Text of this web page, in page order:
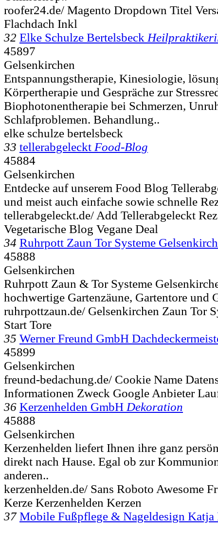
roofer24.de/ Magento Dropdown Titel
Flachdach Inkl
32 Elke Schulze Bertelsbeck
45897
Gelsenkirchen
Entspannungstherapie, Kinesiologie,
Körpertherapie und Gespräche zur
Biophotonentherapie bei Schmerzen,
Schlafproblemen. Behandlung..
elke schulze bertelsbeck
33 tellerabgeleckt Food-Blog
45884
Gelsenkirchen
Entdecke auf unserem Food Blog
und meist auch einfache sowie schnelle
tellerabgeleckt.de/ Add Tellerabgeleckt
Vegetarische Blog Vegane Deal
34 Ruhrpott Zaun Tor Systeme
45888
Gelsenkirchen
Ruhrpott Zaun & Tor Systeme
hochwertige Gartenzäune, Gartentore und
ruhrpottzaun.de/ Gelsenkirchen Zaun Tor
Start Tore
35 Werner Freund GmbH
45899
Gelsenkirchen
freund-bedachung.de/ Cookie Name
Informationen Zweck Google Anbieter
36 Kerzenhelden GmbH Dekoration
45888
Gelsenkirchen
Kerzenhelden liefert Ihnen ihre ganz
direkt nach Hause. Egal ob zur
anderen..
kerzenhelden.de/ Sans Roboto Awesome
Kerze Kerzenhelden Kerzen
37 Mobile Fußpflege & Nageldesign Katja